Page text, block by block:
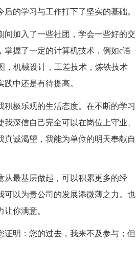
的学习与工作打下了坚实的基础。
加入了一些社团，学会一些好的交
掌握了一定的计算机技术，例如c语
，机械设计，工差技术，炼铁技术
中还是有待提高。
极乐观的生活态度。在不断的学习
深信自己完全可以在岗位上守业、
诚渴望，我能为单位的明天奉献自
从最基层做起，可以积累更多的经
以为贵公司的发展添微薄之力。也
你满意。
明：您的过去，我来不及参与；但